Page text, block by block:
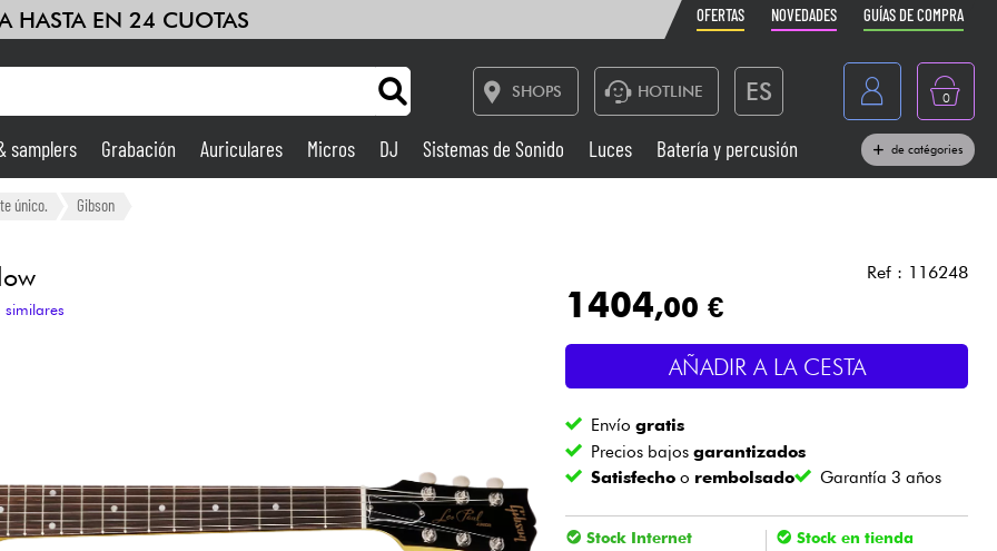
HASTA EN 24 CUOTAS OFERTAS NOVEDADES GUÍAS DE COMPRA
SHOPS HOTLINE ES
France
Belgique
Nederland
0
Ampli & Efectos
Sistemas de Sonido
Vientos
Cables & Acces.
Bundle
samplers Grabación Auriculares Micros DJ Sistemas de Sonido Luces Batería y percusión de catégories
único. Gibson
similares
Ref : 116248
1404,00 €
AÑADIR A LA CESTA
Envíogratis
Precios bajosgarantizados
Satisfecho o rembolsado Garantía 3 años
Stock Internet
Stock en tienda